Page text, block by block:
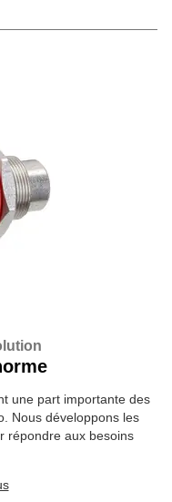
une part importante des
Nous développons les
répondre aux besoins